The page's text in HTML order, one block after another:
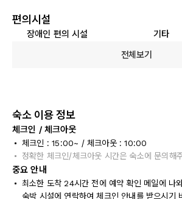
편의시설
장애인 편의 시설
기타
전체보기
숙소 이용 정보
체크인 / 체크아웃
체크인 : 15:00~ / 체크아웃 : 10:00
정확한 체크인/체크아웃 시간은 숙소에 문의해
중요 안내
최소한 도착 24시간 전에 예약 확인 메일에 나
숙박 시설에 연락하여 체크인 안내를 받으시기